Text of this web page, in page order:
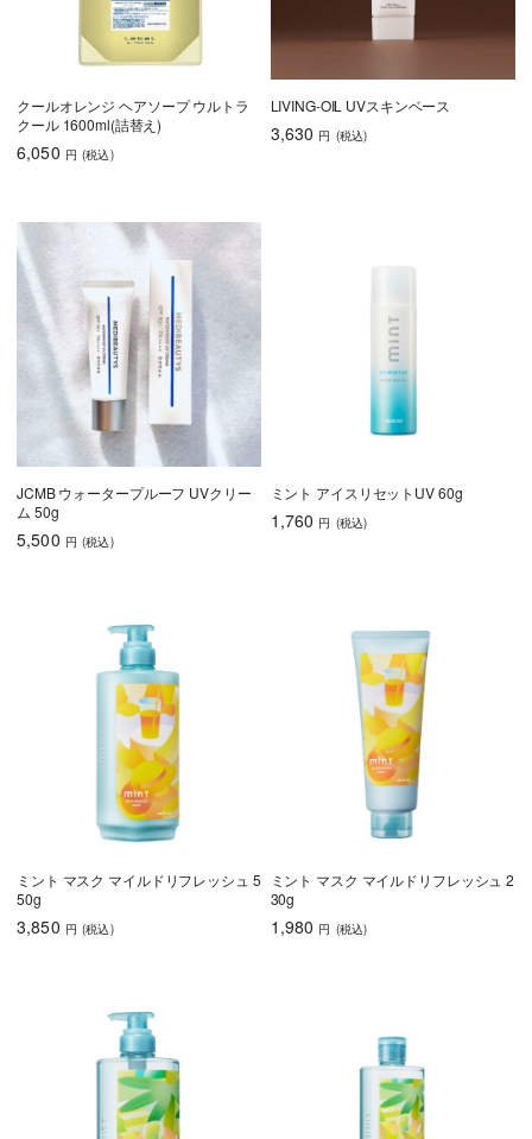
クールオレンジ ヘアソープ ウルトラ
クール 1600ml(詰替え)
6,050 円 (税込)
LIVING-OIL UVスキンベース
3,630 円 (税込)
JCMB ウォータープルーフ UVクリー
ム 50g
5,500 円 (税込)
ミント アイスリセットUV 60g
1,760 円 (税込)
ミント マスク マイルドリフレッシュ 5
50g
3,850 円 (税込)
ミント マスク マイルドリフレッシュ 2
30g
1,980 円 (税込)